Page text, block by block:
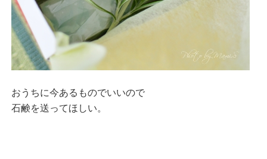
おうちに今あるものでいいので
石鹸を送ってほしい。